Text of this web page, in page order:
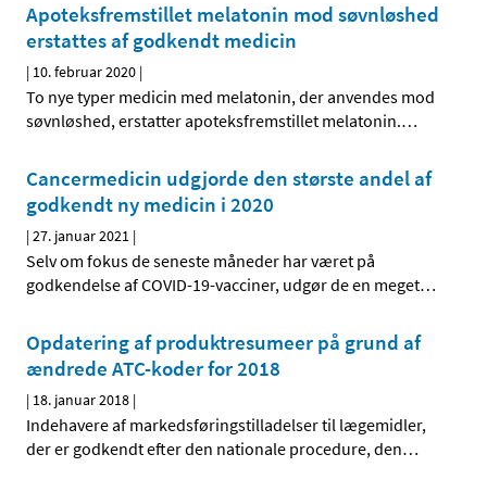
Apoteksfremstillet melatonin mod søvnløshed
erstattes af godkendt medicin
| 10. februar 2020 |
To nye typer medicin med melatonin, der anvendes mod
søvnløshed, erstatter apoteksfremstillet melatonin.…
Cancermedicin udgjorde den største andel af
godkendt ny medicin i 2020
|27. januar 2021 |
Selv om fokus de seneste måneder har været på
godkendelse af COVID-19-vacciner, udgør de en meget…
Opdatering af produktresumeer på grund af
ændrede ATC-koder for 2018
| 18. januar 2018 |
Indehavere af markedsføringstilladelser til lægemidler,
der er godkendt efter den nationale procedure, den…